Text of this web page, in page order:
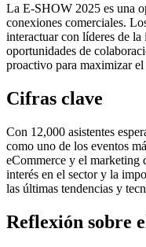
La E-SHOW 2025 es una
conexiones comerciales.
interactuar con líderes de
oportunidades de
proactivo para maximizar
Cifras clave
Con 12,000 asistentes
como uno de los eventos
eCommerce y el marketing
interés en el sector y la
las últimas tendencias y
Reflexión sobre